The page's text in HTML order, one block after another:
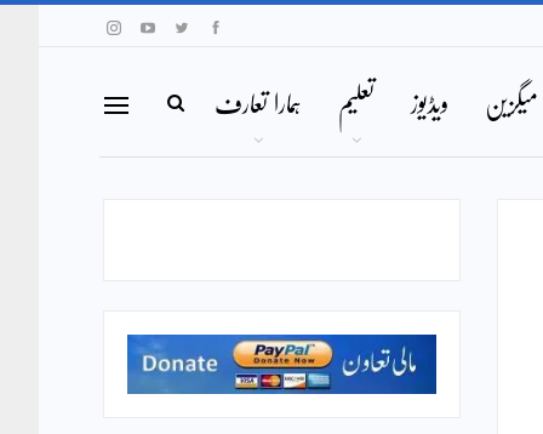
میگزین ویڈیوز تعلیم ہمارا تعارف